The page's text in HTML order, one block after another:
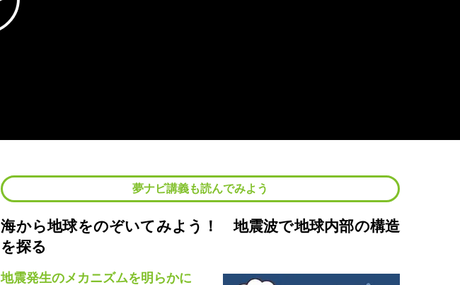
夢ナビ講義も読んでみよう
海から地球をのぞいてみよう！ 地震波で地球内部の構造
を探る
地震発生のメカニズムを明らかに